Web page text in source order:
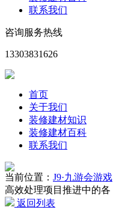
联系我们
咨询服务热线
13303831626
首页
关于我们
装修建材知识
装修建材百科
联系我们
当前位置： J9·九游会游戏
高效处理项目推进中的各
返回列表